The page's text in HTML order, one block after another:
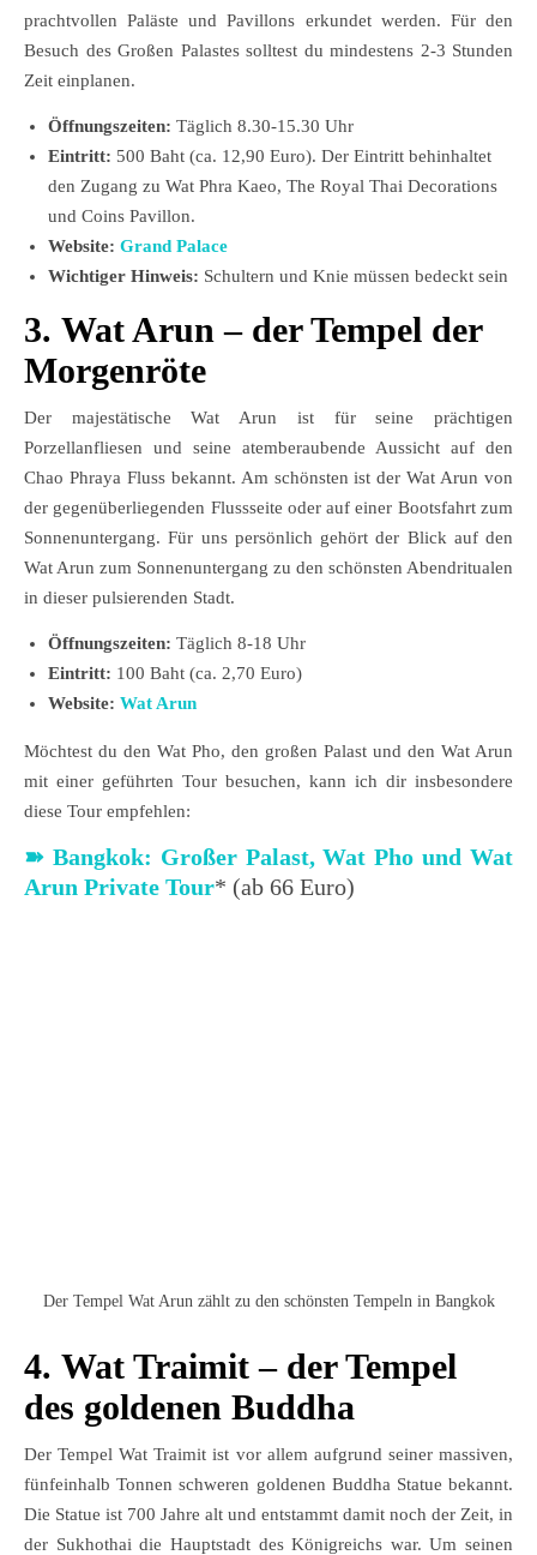
prachtvollen Paläste und Pavillons erkundet werden. Für den
Besuch des Großen Palastes solltest du mindestens 2-3 Stunden
Zeit einplanen.
Öffnungszeiten: Täglich 8.30-15.30 Uhr
Eintritt: 500 Baht (ca. 12,90 Euro). Der Eintritt behinhaltet
den Zugang zu Wat Phra Kaeo, The Royal Thai Decorations
und Coins Pavillon.
Website: Grand Palace
Wichtiger Hinweis: Schultern und Knie müssen bedeckt sein
3. Wat Arun – der Tempel der
Morgenröte
Der majestätische Wat Arun ist für seine prächtigen
Porzellanfliesen und seine atemberaubende Aussicht auf den
Chao Phraya Fluss bekannt. Am schönsten ist der Wat Arun von
der gegenüberliegenden Flussseite oder auf einer Bootsfahrt zum
Sonnenuntergang. Für uns persönlich gehört der Blick auf den
Wat Arun zum Sonnenuntergang zu den schönsten Abendritualen
in dieser pulsierenden Stadt.
Öffnungszeiten: Täglich 8-18 Uhr
Eintritt: 100 Baht (ca. 2,70 Euro)
Website: Wat Arun
Möchtest du den Wat Pho, den großen Palast und den Wat Arun
mit einer geführten Tour besuchen, kann ich dir insbesondere
diese Tour empfehlen:
➽ Bangkok: Großer Palast, Wat Pho und Wat
Arun Private Tour* (ab 66 Euro)
Der Tempel Wat Arun zählt zu den schönsten Tempeln in Bangkok
4. Wat Traimit – der Tempel
des goldenen Buddha
Der Tempel Wat Traimit ist vor allem aufgrund seiner massiven,
fünfeinhalb Tonnen schweren goldenen Buddha Statue bekannt.
Die Statue ist 700 Jahre alt und entstammt damit noch der Zeit, in
der Sukhothai die Hauptstadt des Königreichs war. Um seinen